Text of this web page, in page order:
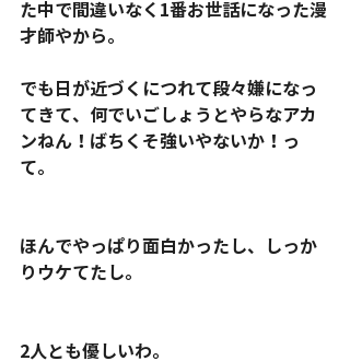
た中で間違いなく1番お世話になった漫
才師やから。
でも日が近づくにつれて段々嫌になっ
てきて、何でいごしょうとやらなアカ
ンねん！ばちくそ強いやないか！っ
て。
ほんでやっぱり面白かったし、しっか
りウケてたし。
2人とも優しいわ。